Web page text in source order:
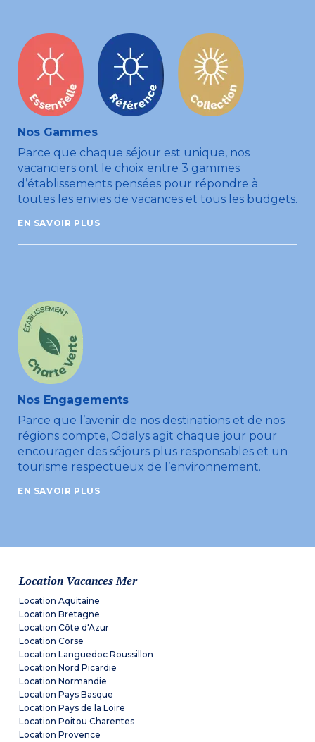
Nos Gammes
Parce que chaque séjour est unique, nos
vacanciers ont le choix entre 3 gammes
d’établissements pensées pour répondre à
toutes les envies de vacances et tous les budgets.
EN SAVOIR PLUS
Nos Engagements
Parce que l’avenir de nos destinations et de nos
régions compte, Odalys agit chaque jour pour
encourager des séjours plus responsables et un
tourisme respectueux de l’environnement.
EN SAVOIR PLUS
Location Vacances Mer
Location Aquitaine
Location Bretagne
Location Côte d'Azur
Location Corse
Location Languedoc Roussillon
Location Nord Picardie
Location Normandie
Location Pays Basque
Location Pays de la Loire
Location Poitou Charentes
Location Provence